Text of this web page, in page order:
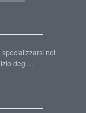
nel
deg ...